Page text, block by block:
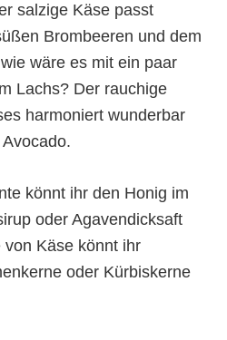
salzige Käse passt
Brombeeren und dem
wäre es mit ein paar
Lachs? Der rauchige
harmoniert wunderbar
könnt ihr den Honig im
oder Agavendicksaft
Käse könnt ihr
oder Kürbiskerne